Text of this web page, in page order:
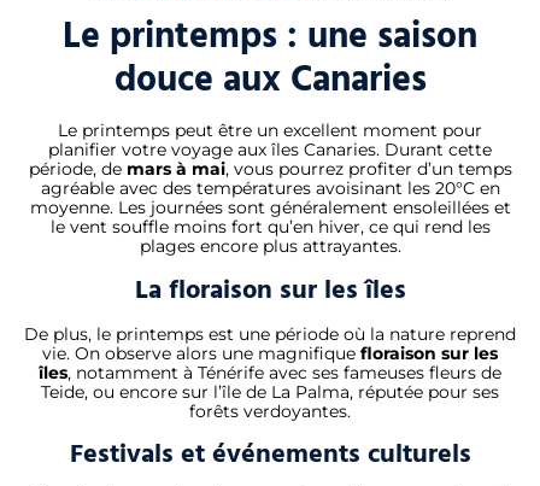
Le printemps : une saison
douce aux Canaries
Le printemps peut être un excellent moment pour
planifier votre voyage aux îles Canaries. Durant cette
période, de mars à mai, vous pourrez profiter d’un temps
agréable avec des températures avoisinant les 20°C en
moyenne. Les journées sont généralement ensoleillées et
le vent souffle moins fort qu’en hiver, ce qui rend les
plages encore plus attrayantes.
La floraison sur les îles
De plus, le printemps est une période où la nature reprend
vie. On observe alors une magnifique floraison sur les
îles, notamment à Ténérife avec ses fameuses fleurs de
Teide, ou encore sur l’île de La Palma, réputée pour ses
forêts verdoyantes.
Festivals et événements culturels